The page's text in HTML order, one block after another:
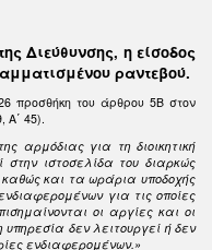
Διεύθυνσης, η είσοδος
ραντεβού.
προσθήκη του άρθρου 5Β στον
Α΄ 45).
αρμόδιας για τη διοικητική
στην ιστοσελίδα του διαρκώς
και τα ωράρια υποδοχής
για τις οποίες
οι αργίες και οι
δεν λειτουργεί ή δεν
ενδιαφερομένων.»